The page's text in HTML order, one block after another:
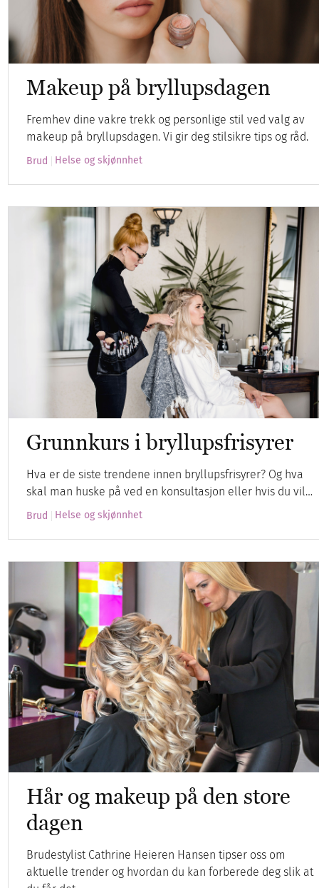
Makeup på bryllupsdagen
Fremhev dine vakre trekk og personlige stil ved valg av
makeup på bryllupsdagen. Vi gir deg stilsikre tips og råd.
Brud Helse og skjønnhet
Grunnkurs i bryllupsfrisyrer
Hva er de siste trendene innen bryllupsfrisyrer? Og hva
skal man huske på ved en konsultasjon eller hvis du vil…
Brud Helse og skjønnhet
Hår og makeup på den store
dagen
Brudestylist Cathrine Heieren Hansen tipser oss om
aktuelle trender og hvordan du kan forberede deg slik at